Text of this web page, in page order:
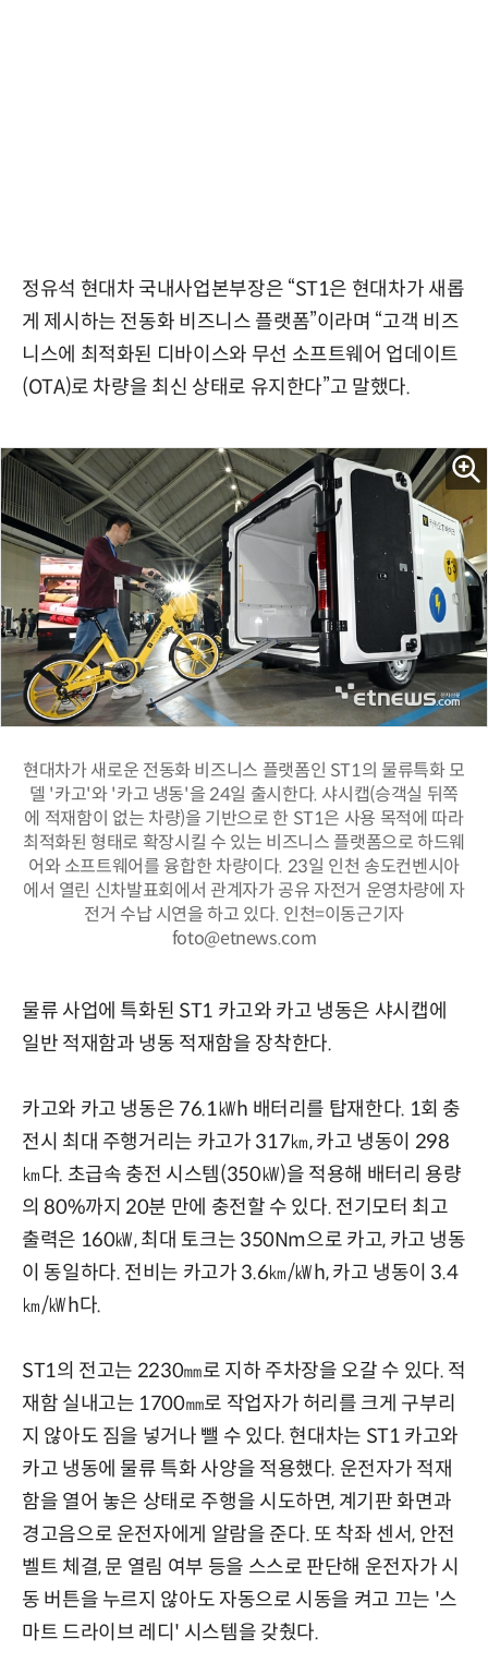
정유석 현대차 국내사업본부장은 “ST1은 현대차가 새롭
게 제시하는 전동화 비즈니스 플랫폼”이라며 “고객 비즈
니스에 최적화된 디바이스와 무선 소프트웨어 업데이트
(OTA)로 차량을 최신 상태로 유지한다”고 말했다.
현대차가 새로운 전동화 비즈니스 플랫폼인 ST1의 물류특화 모
델 '카고'와 '카고 냉동'을 24일 출시한다. 샤시캡(승객실 뒤쪽
에 적재함이 없는 차량)을 기반으로 한 ST1은 사용 목적에 따라
최적화된 형태로 확장시킬 수 있는 비즈니스 플랫폼으로 하드웨
어와 소프트웨어를 융합한 차량이다. 23일 인천 송도컨벤시아
에서 열린 신차발표회에서 관계자가 공유 자전거 운영차량에 자
전거 수납 시연을 하고 있다. 인천=이동근기자
foto@etnews.com
물류 사업에 특화된 ST1 카고와 카고 냉동은 샤시캡에
일반 적재함과 냉동 적재함을 장착한다.
카고와 카고 냉동은 76.1㎾h 배터리를 탑재한다. 1회 충
전시 최대 주행거리는 카고가 317㎞, 카고 냉동이 298
㎞다. 초급속 충전 시스템(350㎾)을 적용해 배터리 용량
의 80%까지 20분 만에 충전할 수 있다. 전기모터 최고
출력은 160㎾, 최대 토크는 350Nm으로 카고, 카고 냉동
이 동일하다. 전비는 카고가 3.6㎞/㎾h, 카고 냉동이 3.4
㎞/㎾h다.
ST1의 전고는 2230㎜로 지하 주차장을 오갈 수 있다. 적
재함 실내고는 1700㎜로 작업자가 허리를 크게 구부리
지 않아도 짐을 넣거나 뺄 수 있다. 현대차는 ST1 카고와
카고 냉동에 물류 특화 사양을 적용했다. 운전자가 적재
함을 열어 놓은 상태로 주행을 시도하면, 계기판 화면과
경고음으로 운전자에게 알람을 준다. 또 착좌 센서, 안전
벨트 체결, 문 열림 여부 등을 스스로 판단해 운전자가 시
동 버튼을 누르지 않아도 자동으로 시동을 켜고 끄는 '스
마트 드라이브 레디' 시스템을 갖췄다.